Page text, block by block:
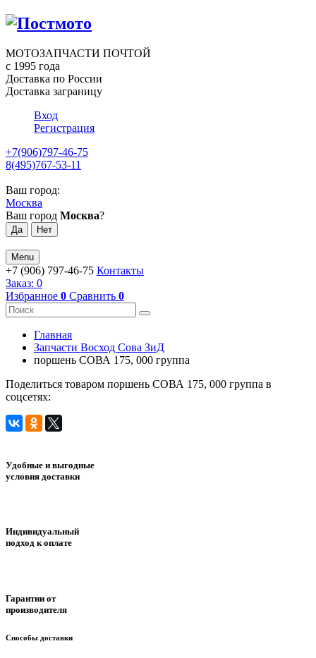
МОТОЗАПЧАСТИ ПОЧТОЙ
с 1995 года
Доставка по России
Доставка заграницу
Вход
Регистрация
+7(906)797-46-75
8(495)767-53-11
Ваш город:
Москва
Ваш город Москва?
Menu
+7 (906) 797-46-75 Контакты
Заказ: 0
Избранное 0 Сравнить 0
Главная
Запчасти Восход Сова ЗиД
поршень СОВА 175, 000 группа
Поделиться товаром поршень СОВА 175, 000 группа в
соцсетях:
Удобные и выгодные
условия доставки
Индивидуальный
подход к оплате
Гарантии от
производителя
Способы доставки